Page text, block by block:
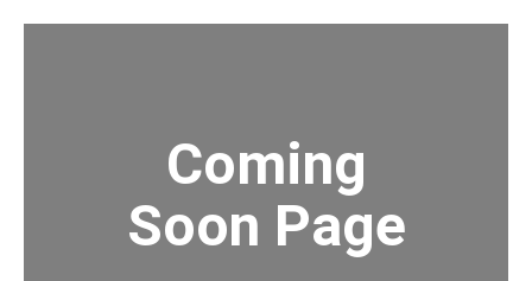
Coming
Soon Page